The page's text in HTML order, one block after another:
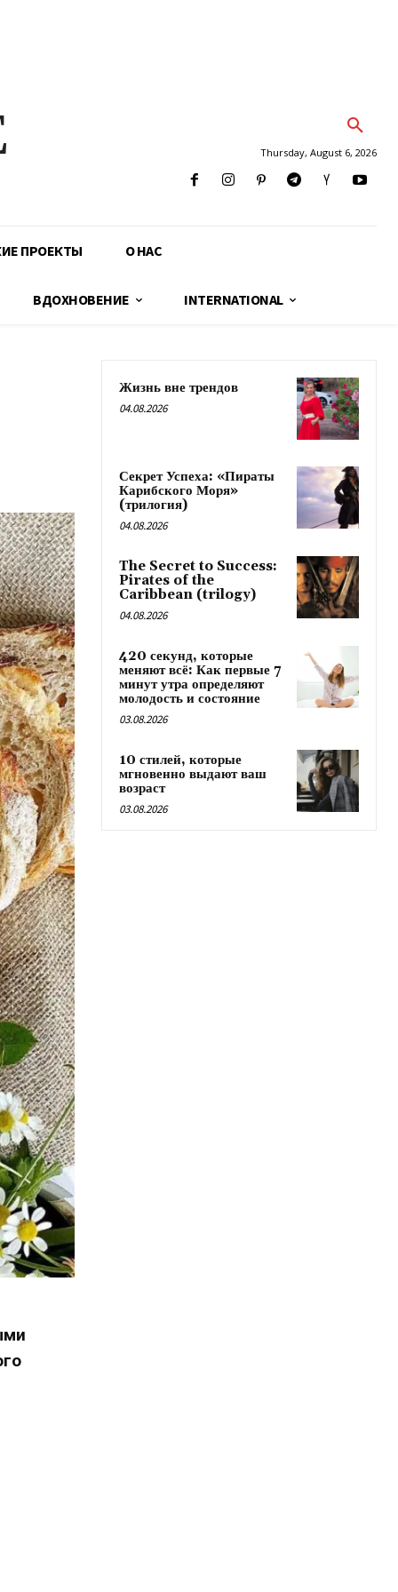
Thursday, August 6, 2026
ПРОЕКТЫ О НАС
ВДОХНОВЕНИЕ INTERNATIONAL
Жизнь вне трендов
04.08.2026
Секрет Успеха: «Пираты
Карибского Моря»
(трилогия)
04.08.2026
The Secret to Success:
Pirates of the
Caribbean (trilogy)
04.08.2026
420 секунд, которые
меняют всё: Как первые 7
минут утра определяют
молодость и состояние
03.08.2026
10 стилей, которые
мгновенно выдают ваш
возраст
03.08.2026